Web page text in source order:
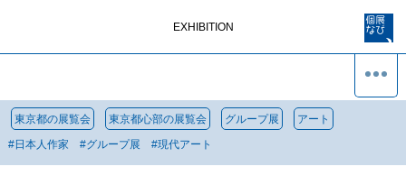
EXHIBITION
東京都の展覧会 東京都心部の展覧会 グループ展 アート
#日本人作家 #グループ展 #現代アート